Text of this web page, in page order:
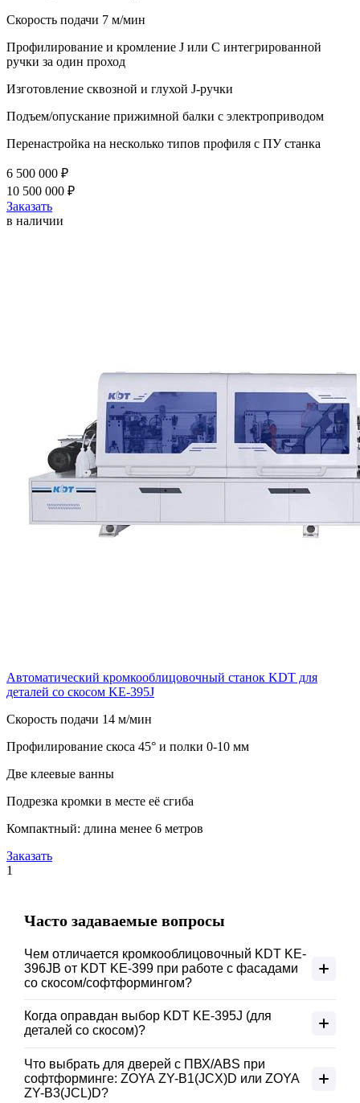
Скорость подачи 7 м/мин
Профилирование и кромление J или С интегрированной
ручки за один проход
Изготовление сквозной и глухой J-ручки
Подъем/опускание прижимной балки с электроприводом
Перенастройка на несколько типов профиля с ПУ станка
6 500 000 ₽
10 500 000 ₽
Заказать
в наличии
Автоматический кромкооблицовочный станок KDT для
деталей со скосом KE-395J
Скорость подачи 14 м/мин
Профилирование скоса 45° и полки 0-10 мм
Две клеевые ванны
Подрезка кромки в месте её сгиба
Компактный: длина менее 6 метров
Заказать
1
Часто задаваемые вопросы
Чем отличается кромкооблицовочный KDT KE-
396JB от KDT KE-399 при работе с фасадами
со скосом/софтформингом?
KE-396JB — удобнее для частых переналадок: больше
автоматизации по узлам и точная установка рабочих
KE-399 — приоритет производительности: выше скорость
подачи и расширенные опции финиша (скругление,
циклевка, полировка).
Когда оправдан выбор KDT KE-395J (для
деталей со скосом)?
Когда нужен стабильный результат по скосам и фасадам без
лишних перехватов: станок рассчитан на обработку
деталей с углами/профилями в один проход. Меньше
Что выбрать для дверей с ПВХ/ABS при
софтформинге: ZOYA ZY-B1(JCX)D или ZOYA
ZY-B3(JCL)D?